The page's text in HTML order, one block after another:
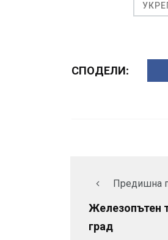
СПОДЕЛИ:
Предишна
Железопътен
град